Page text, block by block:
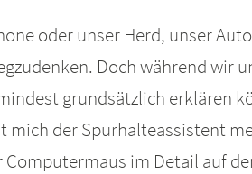
oder unser Herd, unser
Doch während wir
grundsätzlich erklären
mich der Spurhalteassistent
Computermaus im Detail auf